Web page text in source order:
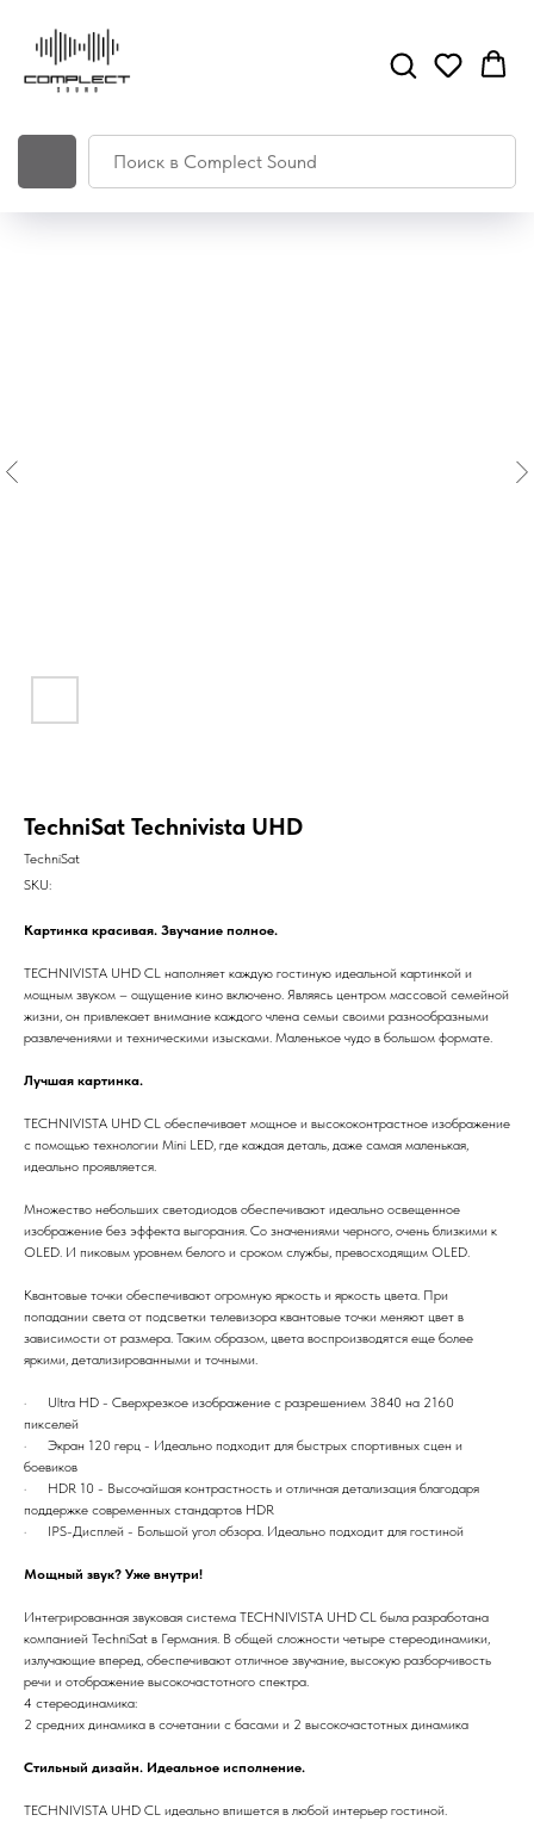
TechniSat Technivista UHD
TechniSat
SKU:
Картинка красивая. Звучание полное.
TECHNIVISTA UHD CL наполняет каждую гостиную идеальной картинкой и
мощным звуком – ощущение кино включено. Являясь центром массовой семейной
жизни, он привлекает внимание каждого члена семьи своими разнообразными
развлечениями и техническими изысками. Маленькое чудо в большом формате.
Лучшая картинка.
TECHNIVISTA UHD CL обеспечивает мощное и высококонтрастное изображение
с помощью технологии Mini LED, где каждая деталь, даже самая маленькая,
идеально проявляется.
Множество небольших светодиодов обеспечивают идеально освещенное
изображение без эффекта выгорания. Со значениями черного, очень близкими к
OLED. И пиковым уровнем белого и сроком службы, превосходящим OLED.
Квантовые точки обеспечивают огромную яркость и яркость цвета. При
попадании света от подсветки телевизора квантовые точки меняют цвет в
зависимости от размера. Таким образом, цвета воспроизводятся еще более
яркими, детализированными и точными.
· Ultra HD - Сверхрезкое изображение с разрешением 3840 на 2160
пикселей
· Экран 120 герц - Идеально подходит для быстрых спортивных сцен и
боевиков
· HDR 10 - Высочайшая контрастность и отличная детализация благодаря
поддержке современных стандартов HDR
· IPS-Дисплей - Большой угол обзора. Идеально подходит для гостиной
Мощный звук? Уже внутри!
Интегрированная звуковая система TECHNIVISTA UHD CL была разработана
компанией TechniSat в Германия. В общей сложности четыре стереодинамики,
излучающие вперед, обеспечивают отличное звучание, высокую разборчивость
речи и отображение высокочастотного спектра.
4 стереодинамика:
2 средних динамика в сочетании с басами и 2 высокочастотных динамика
Стильный дизайн. Идеальное исполнение.
TECHNIVISTA UHD CL идеально впишется в любой интерьер гостиной.